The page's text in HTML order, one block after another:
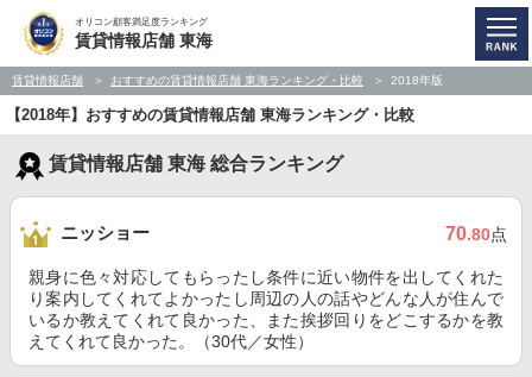
オリコン顧客満足度ランキング
賃貸情報店舗 東海
賃貸情報店舗 おすすめの賃貸情報店舗 東海ランキング・比較 2018年版
【2018年】おすすめの賃貸情報店舗 東海ランキング・比較
賃貸情報店舗 東海 総合ランキング
ニッショー 70.80点
親身に色々対応してもらったし条件に近い物件を出してくれた
り案内してくれてよかったし周辺の人の話やどんな人が住んで
いるか教えてくれて良かった、また挨拶回りをどこするかを教
えてくれて良かった。（30代／女性）